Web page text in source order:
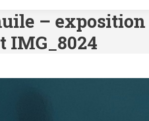
– exposition
IMG_8024